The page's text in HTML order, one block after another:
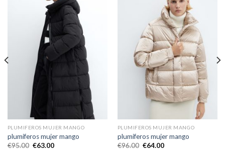
PLUMIFEROS MUJER MANGO
plumiferos mujer mango
€95.00 €63.00
PLUMIFEROS MUJER MANGO
plumiferos mujer mango
€96.00 €64.00